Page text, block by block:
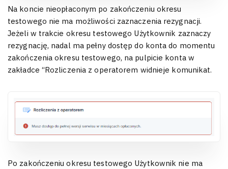
Na koncie nieopłaconym po zakończeniu okresu
testowego nie ma możliwości zaznaczenia rezygnacji.
Jeżeli w trakcie okresu testowego Użytkownik zaznaczy
rezygnację, nadal ma pełny dostęp do konta do momentu
zakończenia okresu testowego, na pulpicie konta w
zakładce “Rozliczenia z operatorem widnieje komunikat.
Po zakończeniu okresu testowego Użytkownik nie ma